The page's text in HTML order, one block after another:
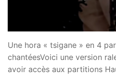
Une hora « tsigane » en 4
chantéesVoici une version
avoir accès aux partitions